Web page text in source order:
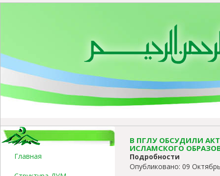
Главная
В ПГЛУ ОБСУДИЛИ
ИСЛАМСКОГО
Подробности
Опубликовано: 09